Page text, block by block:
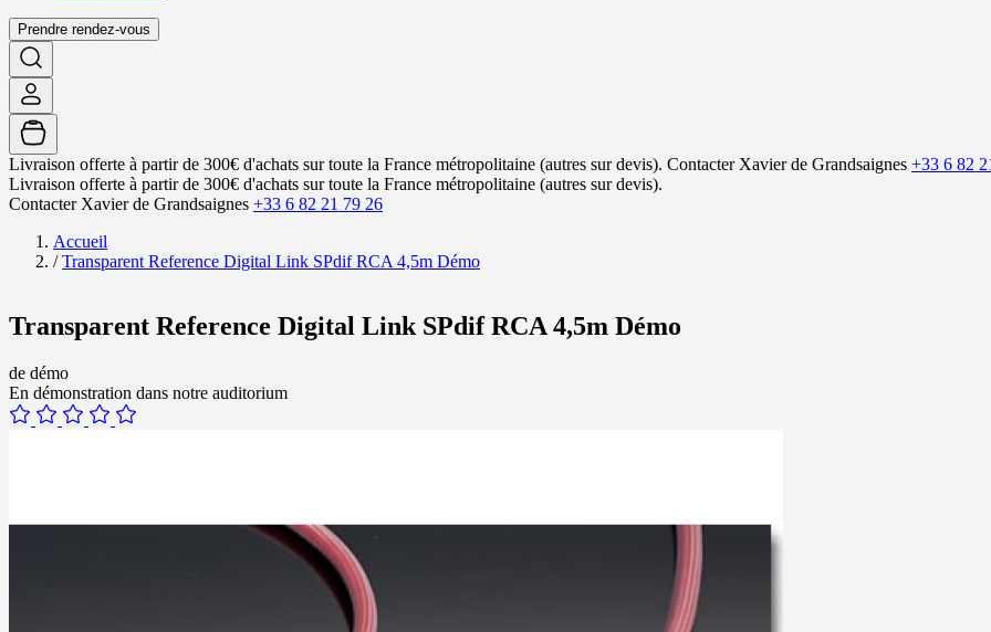
Prendre rendez-vous
Livraison offerte à partir de 300€ d'achats sur toute la France métropolitaine (autres sur devis). Contacter Xavier de Grandsaignes +33 6 82
Livraison offerte à partir de 300€ d'achats sur toute la France métropolitaine (autres sur devis).
Contacter Xavier de Grandsaignes +33 6 82 21 79 26
Accueil
/ Transparent Reference Digital Link SPdif RCA 4,5m Démo
Transparent Reference Digital Link SPdif RCA 4,5m Démo
de démo
En démonstration dans notre auditorium